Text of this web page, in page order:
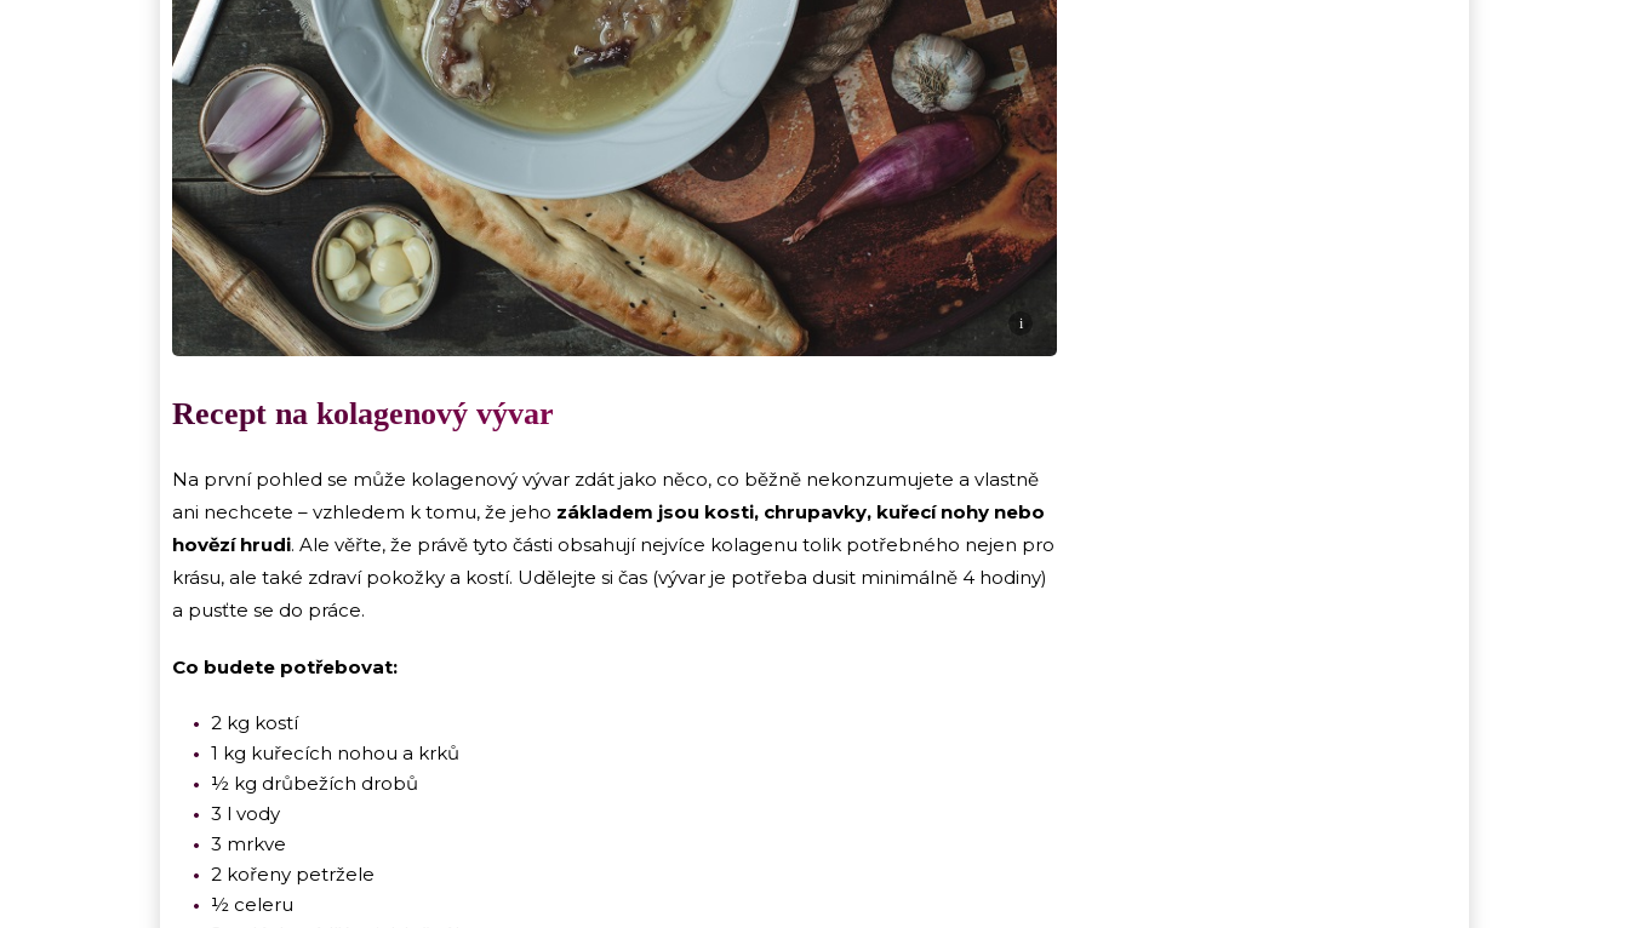
i
Recept na kolagenový vývar
Na první pohled se může kolagenový vývar zdát jako něco, co běžně nekonzumujete a vlastně
ani nechcete – vzhledem k tomu, že jeho základem jsou kosti, chrupavky, kuřecí nohy nebo
hovězí hrudi. Ale věřte, že právě tyto části obsahují nejvíce kolagenu tolik potřebného nejen pro
krásu, ale také zdraví pokožky a kostí. Udělejte si čas (vývar je potřeba dusit minimálně 4 hodiny)
a pusťte se do práce.
Co budete potřebovat:
2 kg kostí
1 kg kuřecích nohou a krků
½ kg drůbežích drobů
3 l vody
3 mrkve
2 kořeny petržele
½ celeru